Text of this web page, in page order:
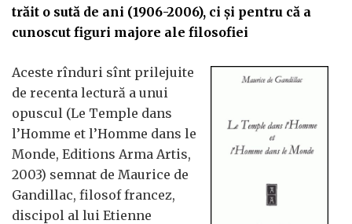
trăit o sută de ani (1906-2006), ci şi pentru că a
cunoscut figuri majore ale filosofiei
Aceste rînduri sînt prilejuite
de recenta lectură a unui
opuscul (Le Temple dans
l’Homme et l’Homme dans le
Monde, Editions Arma Artis,
2003) semnat de Maurice de
Gandillac, filosof francez,
discipol al lui Etienne